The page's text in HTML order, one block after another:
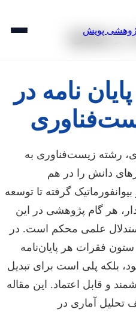
در موضوع
نامه در
رشته زیست‌فناوری به
دانش را در هم
گرفته تا توسعه
هر گام پژوهشی در این
علمی محکم است. در
ستون فقرات هر پایان‌نامه
بلکه پلی است برای تبدیل
و قابل اعتماد. این مقاله
تحلیل آماری در